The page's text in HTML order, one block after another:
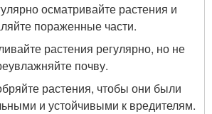
осматривайте растения и
пораженные части.
растения регулярно, но не
почву.
растения, чтобы они были
и устойчивыми к вредителям.